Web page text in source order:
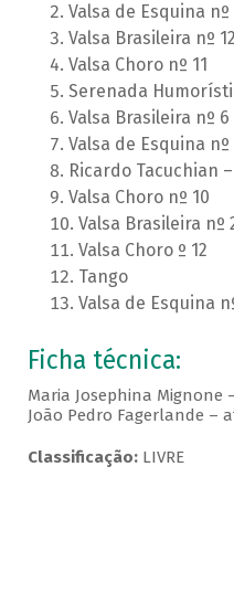
Valsa de Esquina nº
Valsa Brasileira nº 12
Valsa Choro nº 11
Serenada
Valsa Brasileira nº 6
Valsa de Esquina nº
Ricardo Tacuchian
Valsa Choro nº 10
Valsa Brasileira nº
Valsa Choro º 12
Tango
Valsa de Esquina
Ficha técnica:
Maria Josephina Mignone
João Pedro Fagerlande –
Classificação:LIVRE